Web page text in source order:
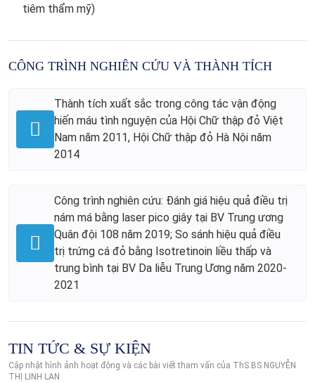
tiêm thẩm mỹ)
CÔNG TRÌNH NGHIÊN CỨU VÀ THÀNH TÍCH
Thành tích xuất sắc trong công tác vận động
hiến máu tình nguyện của Hội Chữ thập đỏ Việt
Nam năm 2011, Hội Chữ thập đỏ Hà Nội năm
2014
Công trình nghiên cứu: Đánh giá hiệu quả điều trị
nám má bằng laser pico giây tại BV Trung ương
Quân đội 108 năm 2019; So sánh hiệu quả điều
trị trứng cá đỏ bằng Isotretinoin liều thấp và
trung bình tại BV Da liễu Trung Ương năm 2020-
2021
TIN TỨC & SỰ KIỆN
Cập nhật hình ảnh hoạt động và các bài viết tham vấn của ThS.BS NGUYỄN
THỊ LINH LAN